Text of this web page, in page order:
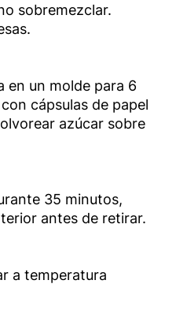
sobremezclar.
en un molde para 6
cápsulas de papel
azúcar sobre
35 minutos,
antes de retirar.
a temperatura